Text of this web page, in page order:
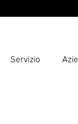
Servizio